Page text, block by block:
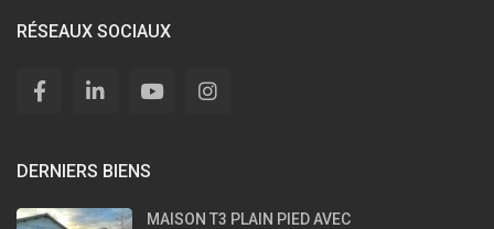
RÉSEAUX SOCIAUX
DERNIERS BIENS
MAISON T3 PLAIN PIED AVEC